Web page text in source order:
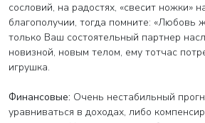
сословий, на радостях, «свесит ножки»
благополучии, тогда помните: «Любовь
только Ваш состоятельный партнер
новизной, новым телом, ему тотчас
игрушка.
Финансовые: Очень нестабильный
уравниваться в доходах, либо